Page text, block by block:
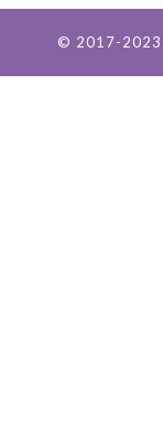
© 2017-2023